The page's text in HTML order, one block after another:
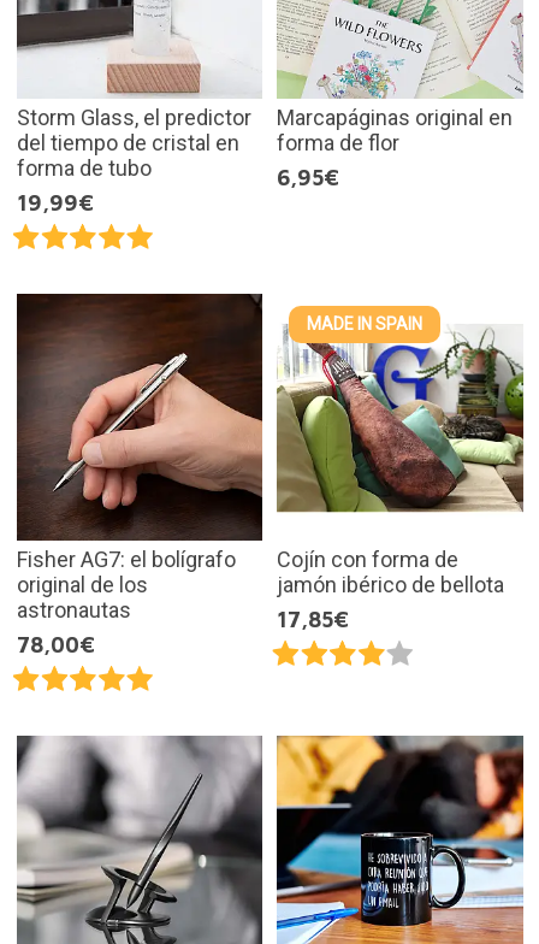
Storm Glass, el predictor
del tiempo de cristal en
forma de tubo
19,99€
Marcapáginas original en
forma de flor
6,95€
Fisher AG7: el bolígrafo
original de los
astronautas
78,00€
MADE IN SPAIN
Cojín con forma de
jamón ibérico de bellota
17,85€